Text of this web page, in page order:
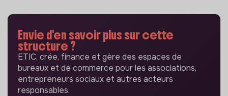
Envie d'en savoir plus sur cette
structure ?
ETIC, crée, finance et gère des espaces de
bureaux et de commerce pour les associations,
entrepreneurs sociaux et autres acteurs
responsables.